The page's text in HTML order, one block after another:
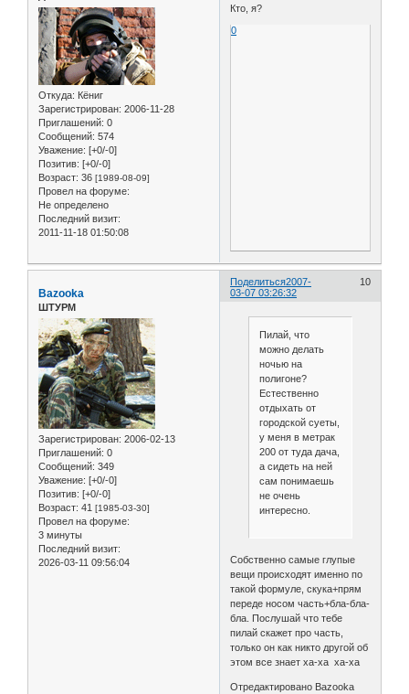
Откуда: Кёниг
Зарегистрирован: 2006-11-28
Приглашений: 0
Сообщений: 574
Уважение: [+0/-0]
Позитив: [+0/-0]
Возраст: 36 [1989-08-09]
Провел на форуме:
Не определено
Последний визит:
2011-11-18 01:50:08
Кто, я?
0
Поделиться 10
2007-
03-07 03:26:32
Bazooka
ШТУРМ
Зарегистрирован: 2006-02-13
Приглашений: 0
Сообщений: 349
Уважение: [+0/-0]
Позитив: [+0/-0]
Возраст: 41 [1985-03-30]
Провел на форуме:
3 минуты
Последний визит:
2026-03-11 09:56:04
Пилай, что
можно делать
ночью на
полигоне?
Естественно
отдыхать от
городской суеты,
у меня в метрак
200 от туда дача,
а сидеть на ней
сам понимаешь
не очень
интересно.
Собственно самые глупые
вещи происходят именно по
такой формуле, скука+прям
переде носом часть+бла-бла-
бла. Послушай что тебе
пилай скажет про часть,
только он как никто другой об
этом все знает xa-xa xa-xa
Отредактировано Bazooka